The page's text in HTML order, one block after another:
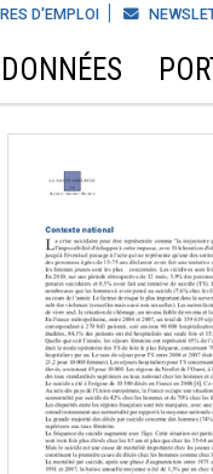
D'EMPLOI